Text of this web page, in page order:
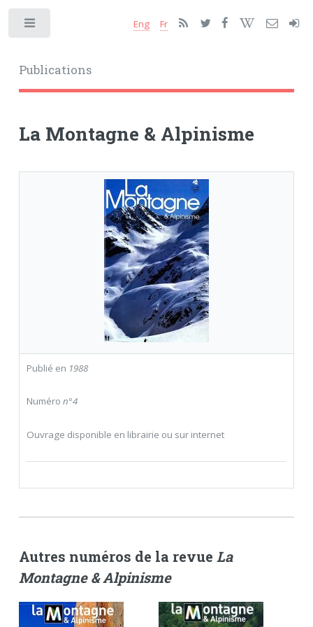
Publications
Eng Fr
La Montagne & Alpinisme
Publié en 1988
Numéro n°4
Ouvrage disponible en librairie ou sur internet
Autres numéros de la revue La
Montagne & Alpinisme